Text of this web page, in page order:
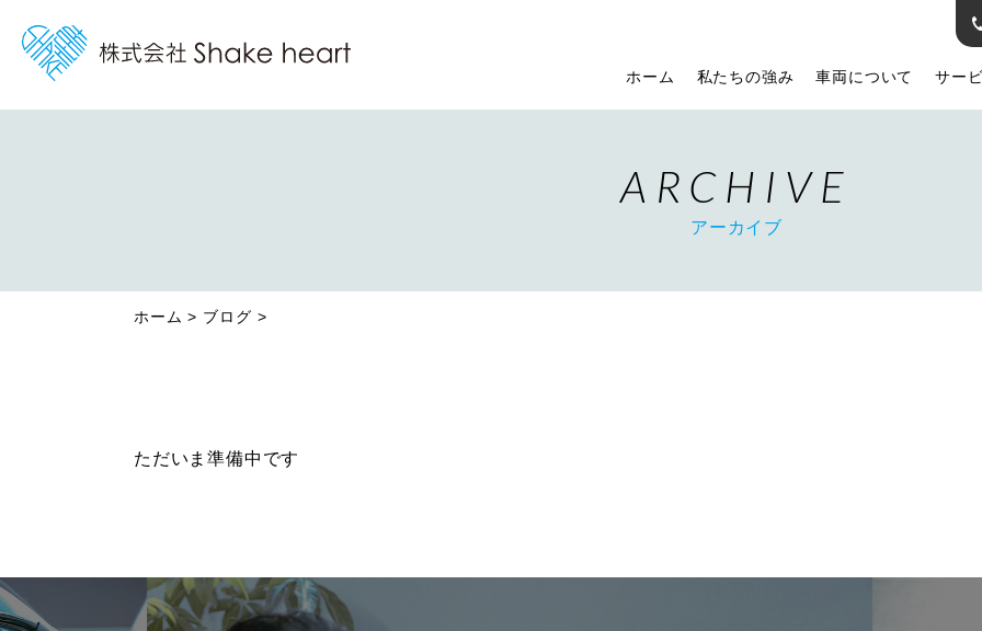
ホーム 私たちの強み 車両について サー
ARCHIVE
アーカイブ
ホーム ブログ
ただいま準備中です